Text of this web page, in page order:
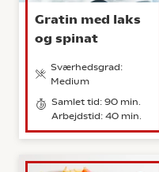
Gratin med laks
og spinat
Sværhedsgrad:
Medium
Samlet tid: 90 min.
Arbejdstid: 40 min.